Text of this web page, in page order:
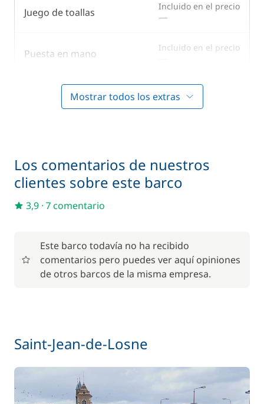
Juego de toallas Incluido en el precio
—
Puesta en mano Incluido en el precio
Ropa de cama Incluido en el precio
—
En opción
Alquiler Bicicleta - Niño 45,50 €
/ semana
Barbacoa
Pack ecológico
Mostrar todos los extras
Los comentarios de nuestros
clientes sobre este barco
3,9 · 7 comentario
Este barco todavía no ha recibido
comentarios pero puedes ver aquí opiniones
de otros barcos de la misma empresa.
Saint-Jean-de-Losne